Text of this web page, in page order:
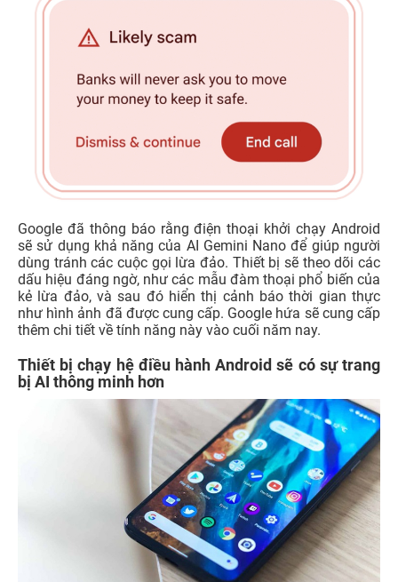
Google đã thông báo rằng điện thoại khởi chạy Android
sẽ sử dụng khả năng của AI Gemini Nano để giúp người
dùng tránh các cuộc gọi lừa đảo. Thiết bị sẽ theo dõi các
dấu hiệu đáng ngờ, như các mẫu đàm thoại phổ biến của
kẻ lừa đảo, và sau đó hiển thị cảnh báo thời gian thực
như hình ảnh đã được cung cấp. Google hứa sẽ cung cấp
thêm chi tiết về tính năng này vào cuối năm nay.
Thiết bị chạy hệ điều hành Android sẽ có sự trang
bị AI thông minh hơn